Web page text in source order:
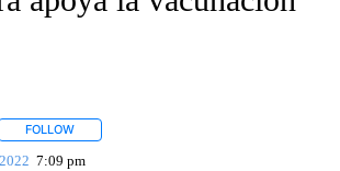
FOLLOW
7:09 pm